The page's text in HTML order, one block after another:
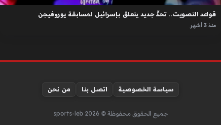
قواعد التصويت.. تحدٍّ جديد يتعلق بإسرائيل لمسابقة يوروفيجن
منذ 3 أشهر
سياسة الخصوصية اتصل بنا من نحن
جميع الحقوق محفوظة © sports-leb 2026